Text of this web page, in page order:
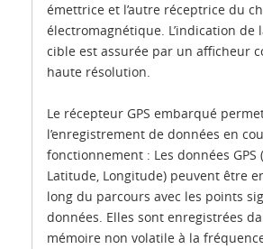
émettrice et l’autre réceptrice du
électromagnétique. L’indication de
cible est assurée par un afficheur
haute résolution.
Le récepteur GPS embarqué
l’enregistrement de données en
fonctionnement : Les données GPS
Latitude, Longitude) peuvent être
long du parcours avec les points
données. Elles sont enregistrées
mémoire non volatile à la